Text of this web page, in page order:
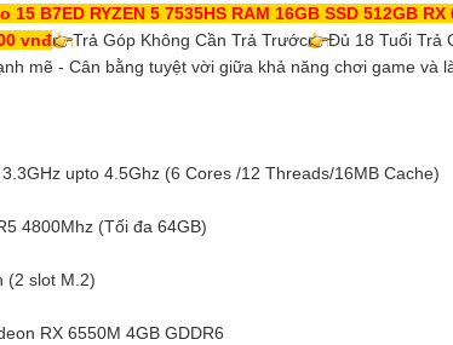
B7ED RYZEN 5 7535HS RAM 16GB SSD 512GB
vnđ👉Trả Góp Không Cần Trả Trước👉Đủ 18 Tuổi Trả
mẽ - Cân bằng tuyệt vời giữa khả năng chơi game và
upto 4.5Ghz (6 Cores /12 Threads/16MB Cache)
4800Mhz (Tối đa 64GB)
(2 slot M.2)
RX 6550M 4GB GDDR6